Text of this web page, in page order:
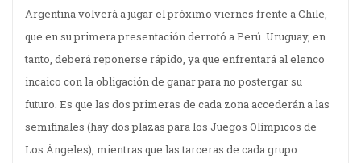
Argentina volverá a jugar el próximo viernes frente a Chile,
que en su primera presentación derrotó a Perú. Uruguay, en
tanto, deberá reponerse rápido, ya que enfrentará al elenco
incaico con la obligación de ganar para no postergar su
futuro. Es que las dos primeras de cada zona accederán a las
semifinales (hay dos plazas para los Juegos Olímpicos de
Los Ángeles), mientras que las tarceras de cada grupo